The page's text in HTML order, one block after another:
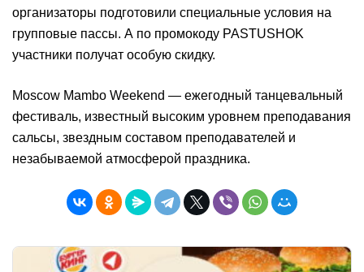
организаторы подготовили специальные условия на
групповые пассы. А по промокоду PASTUSHOK
участники получат особую скидку.
Moscow Mambo Weekend — ежегодный танцевальный
фестиваль, известный высоким уровнем преподавания
сальсы, звездным составом преподавателей и
незабываемой атмосферой праздника.